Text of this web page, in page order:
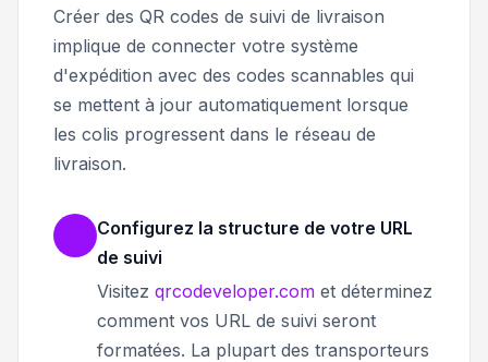
Créer des QR codes de suivi de livraison
implique de connecter votre système
d'expédition avec des codes scannables qui
se mettent à jour automatiquement lorsque
les colis progressent dans le réseau de
livraison.
Configurez la structure de votre URL
de suivi
Visitez qrcodeveloper.com et déterminez
comment vos URL de suivi seront
formatées. La plupart des transporteurs